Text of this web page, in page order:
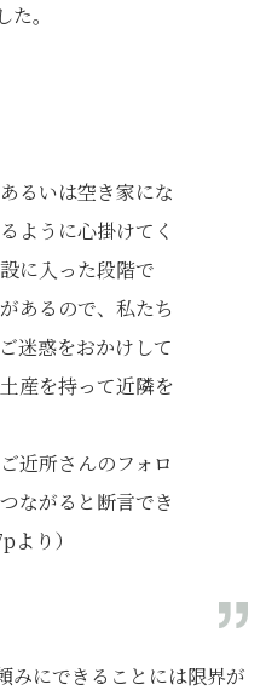
。
るいは空き家にな
ように心掛けてく
に入った段階で
あるので、私たち
迷惑をおかけして
産を持って近隣を
近所さんのフォロ
ながると断言でき
より）
みにできることには限界が